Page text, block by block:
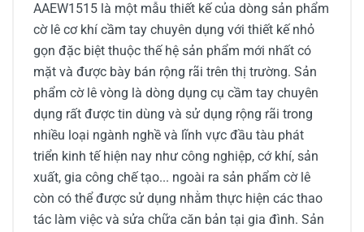
AAEW1515 là một mẫu thiết kế của dòng sản phẩm
cờ lê cơ khí cầm tay chuyên dụng với thiết kế nhỏ
gọn đặc biệt thuộc thế hệ sản phẩm mới nhất có
mặt và được bày bán rộng rãi trên thị trường. Sản
phẩm cờ lê vòng là dòng dụng cụ cầm tay chuyên
dụng rất được tin dùng và sử dụng rộng rãi trong
nhiều loại ngành nghề và lĩnh vực đầu tàu phát
triển kinh tế hiện nay như công nghiệp, cớ khí, sản
xuất, gia công chế tạo... ngoài ra sản phẩm cờ lê
còn có thể được sử dụng nhằm thực hiện các thao
tác làm việc và sửa chữa căn bản tại gia đình. Sản